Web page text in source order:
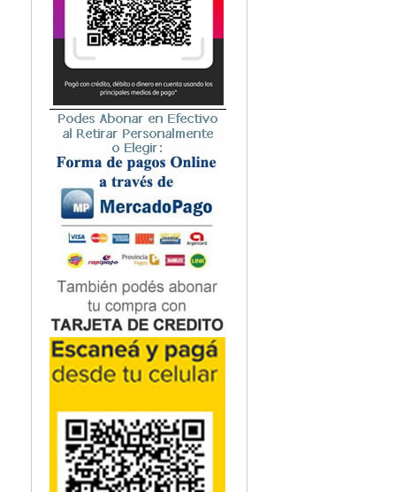
Medicina del Deporte / Rehabilitación
Medicina Emergencias / Urgencias
Medicina Forense / Legal
Medicina General
Medicina Interna
Microbiología
Nefrología
Neonatología / Pediatría
Neumología
Neuroanatomía / Neurociencia
Neurocirugía
Neurología
Nutrición
Odontología
Oftalmología
Oncología / Cuidados Paliativos
Ortopedía / Traumatología
Osteopatía
Otorrinolaringología
Podología
Psicología
Psiquiatría
Química